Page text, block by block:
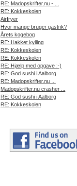
RE: Madopskrifter.nu - ...
RE: Kokkeskolen
Airfryer
Hvor mange bruger gastrik?
Årets kogebog
RE: Hakket kylling
RE: Kokkeskolen
RE: Kokkeskolen
RE: Hjælp med opgave :-)
RE: God sushi i Aalborg
RE: Madopskrifter.nu ...
Madopskrifter.nu crasher ...
RE: God sushi i Aalborg
RE: Kokkeskolen